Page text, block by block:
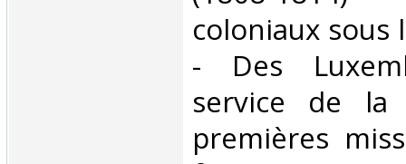
coloniaux sous
- Des
service de la
premières